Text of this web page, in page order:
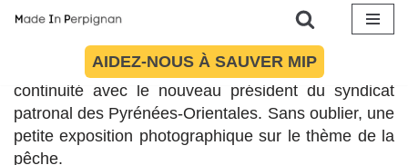
contenu
AIDEZ-NOUS À SAUVER MIP
avec la lauréate du 21e Prix Sauvy, la persévérance
dans la solidarité avec la collecte banque annuelle
de la banque alimentaire et le changement dans la
continuité avec le nouveau président du syndicat
patronal des Pyrénées-Orientales. Sans oublier, une
petite exposition photographique sur le thème de la
pêche.